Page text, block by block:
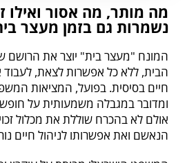
מה מותר, מה אסור ואילו
נשמרות גם בזמן מעצר
המונח "מעצר בית" יוצר את הרושם
הבית, ללא כל אפשרות לצאת, לעבוד
חיים בסיסית. בפועל, המציאות
ומדובר במגבלה משמעותית על
אולם לא בהכרח שוללת את מכלול
הנאשם ואת אפשרותו לניהול חיים